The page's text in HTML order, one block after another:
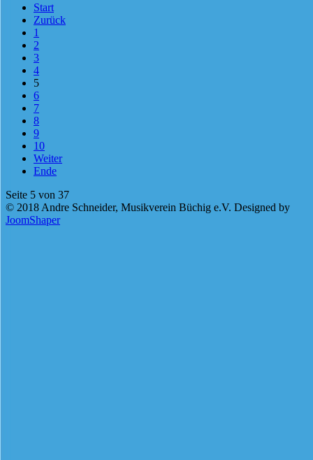
Start
Zurück
1
2
3
4
5
6
7
8
9
10
Weiter
Ende
Seite 5 von 37
© 2018 Andre Schneider, Musikverein Büchig e.V. Designed by
JoomShaper